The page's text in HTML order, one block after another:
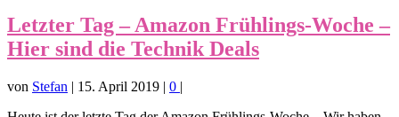
Letzter Tag – Amazon Frühlings-Woche –
Hier sind die Technik Deals
von Stefan | 15. April 2019 | 0 |